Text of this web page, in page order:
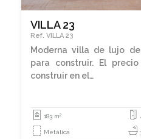
VILLA 23
Ref. VILLA 23
Moderna villa de lujo
para construir. El
construir en el…
183 m2
Metálica